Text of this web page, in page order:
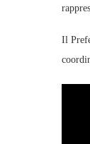
Il